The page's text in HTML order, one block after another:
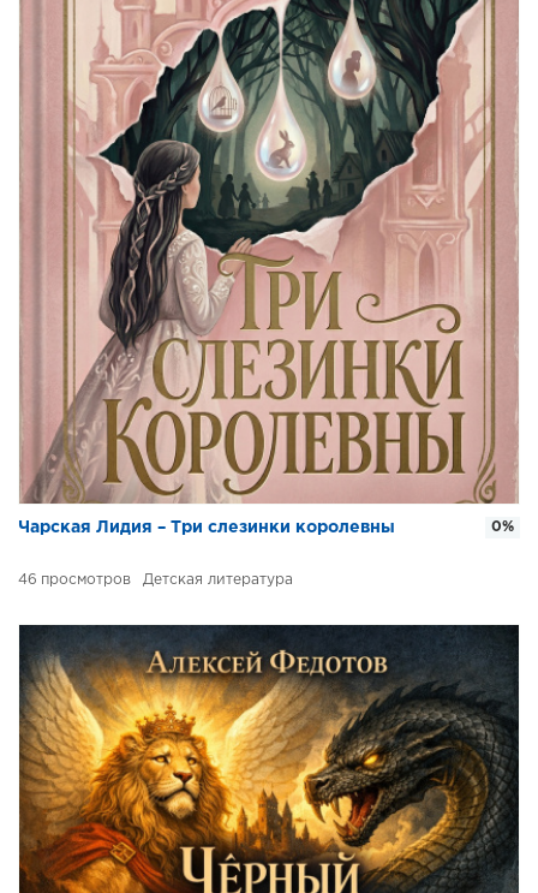
Чарская Лидия – Три слезинки королевны
46 Детская литература
0%